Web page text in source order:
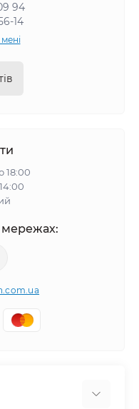
94
14
18:00
мережах: